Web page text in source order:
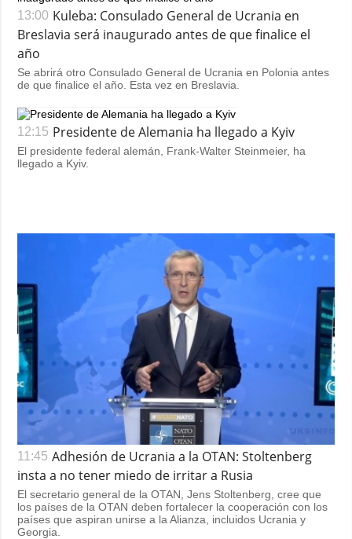
13:00 Kuleba: Consulado General de Ucrania en
Breslavia será inaugurado antes de que finalice el
año
Se abrirá otro Consulado General de Ucrania en Polonia antes
de que finalice el año. Esta vez en Breslavia.
12:15 Presidente de Alemania ha llegado a Kyiv
El presidente federal alemán, Frank-Walter Steinmeier, ha
llegado a Kyiv.
11:45 Adhesión de Ucrania a la OTAN: Stoltenberg
insta a no tener miedo de irritar a Rusia
El secretario general de la OTAN, Jens Stoltenberg, cree que
los países de la OTAN deben fortalecer la cooperación con los
países que aspiran unirse a la Alianza, incluidos Ucrania y
Georgia.